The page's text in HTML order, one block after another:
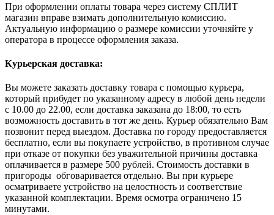
При оформлении оплаты товара через систему СПЛИТ
магазин вправе взимать дополнительную комиссию.
Актуальную информацию о размере комиссии уточняйте у
оператора в процессе оформления заказа.
Курьерская доставка:
Вы можете заказать доставку товара с помощью курьера,
который прибудет по указанному адресу в любой день недели
с 10.00 до 22.00, если доставка заказана до 18:00, то есть
возможность доставить в тот же день. Курьер обязательно Вам
позвонит перед выездом. Доставка по городу предоставляется
бесплатно, если вы покупаете устройство, в противном случае
при отказе от покупки без уважительной причины доставка
оплачивается в размере 500 рублей. Стоимость доставки в
пригороды обговаривается отдельно. Вы при курьере
осматриваете устройство на целостность и соответствие
указанной комплектации. Время осмотра ограничено 15
минутами.